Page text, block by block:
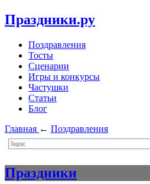
Праздники.ру
Поздравления
Тосты
Сценарии
Игры и конкурсы
Частушки
Статьи
Блог
Главная ← Поздравления
Праздники